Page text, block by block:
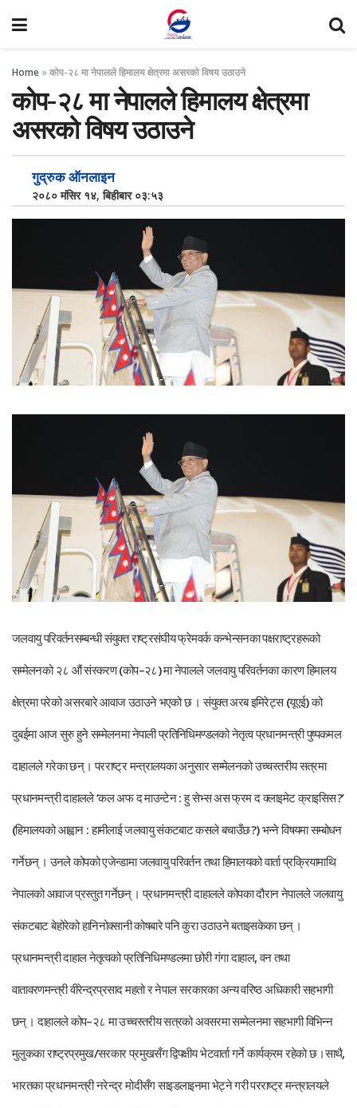
Home »कोप-२८ मा नेपालले हिमालय क्षेत्रमा असरको विषय उठाउने
कोप-२८ मा नेपालले हिमालय क्षेत्रमा
असरको विषय उठाउने
गुद्रुक ऑनलाइन
२०८० मंसिर १४, बिहीबार ०३:५३
जलवायु परिवर्तनसम्बन्धी संयुक्त राष्ट्रसंघीय फ्रेमवर्क कन्भेन्सनका पक्षराष्ट्रहरूको
सम्मेलनको २८ औं संस्करण (कोप–२८) मा नेपालले जलवायु परिवर्तनका कारण हिमालय
क्षेत्रमा परेको असरबारे आवाज उठाउने भएको छ । संयुक्त अरब इमिरेट्स (यूएई) को
दुबईमा आज सुरु हुने सम्मेलनमा नेपाली प्रतिनिधिमण्डलको नेतृत्व प्रधानमन्त्री पुष्पकमल
दाहालले गरेका छन् । परराष्ट्र मन्त्रालयका अनुसार सम्मेलनको उच्चस्तरीय सत्रमा
प्रधानमन्त्री दाहालले ‘कल अफ द माउन्टेन : हु सेभ्स अस फ्रम द क्लाइमेट क्राइसिस ?’
(हिमालयको आह्वान : हामीलाई जलवायु संकटबाट कसले बचाउँछ ?) भन्ने विषयमा सम्बोधन
गर्नेछन् । उनले कोपको एजेन्डामा जलवायु परिवर्तन तथा हिमालयको वार्ता प्रक्रियामाथि
नेपालको आवाज प्रस्तुत गर्नेछन् । प्रधानमन्त्री दाहालले कोपका दौरान नेपालले जलवायु
संकटबाट बेहोरेको हानिनोक्सानी कोषबारे पनि कुरा उठाउने बताइसकेका छन् ।
प्रधानमन्त्री दाहाल नेतृत्वको प्रतिनिधिमण्डलमा छोरी गंगा दाहाल, वन तथा
वातावरणमन्त्री वीरेन्द्रप्रसाद महतो र नेपाल सरकारका अन्य वरिष्ठ अधिकारी सहभागी
छन् । दाहालले कोप–२८ मा उच्चस्तरीय सत्रको अवसरमा सम्मेलनमा सहभागी विभिन्न
मुलुकका राष्ट्रप्रमुख/सरकार प्रमुखसँग द्विपक्षीय भेटवार्ता गर्ने कार्यक्रम रहेको छ ।साथै,
भारतका प्रधानमन्त्री नरेन्द्र मोदीसँग साइडलाइनमा भेट्ने गरी परराष्ट्र मन्त्रालयले